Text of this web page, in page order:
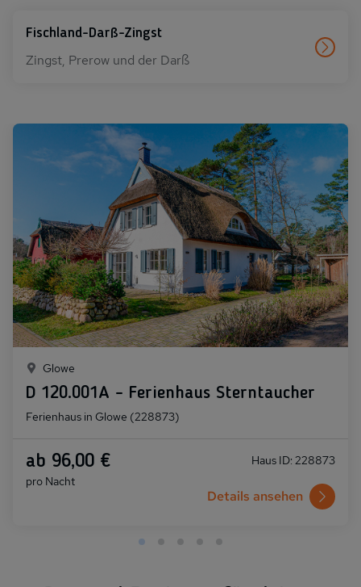
Fischland-Darß-Zingst
Zingst, Prerow und der Darß
Glowe
D 120.001A - Ferienhaus Sterntaucher
Ferienhaus in Glowe (228873)
ab 96,00 €
pro Nacht
Haus ID: 228873
Details ansehen